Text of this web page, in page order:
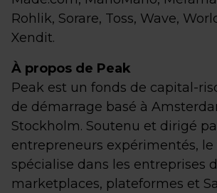
Rohlik, Sorare, Toss, Wave,
Xendit.
À propos de Peak
Peak est un fonds de capital-
de démarrage basé à
Stockholm. Soutenu et dirigé
entrepreneurs expérimentés, le
spécialise dans les entreprises
marketplaces, plateformes et